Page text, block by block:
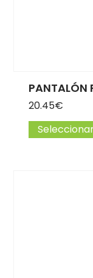
PANTALÓN
20.45€